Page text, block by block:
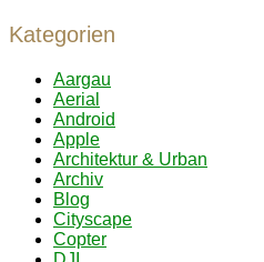
Kategorien
Aargau
Aerial
Android
Apple
Architektur & Urban
Archiv
Blog
Cityscape
Copter